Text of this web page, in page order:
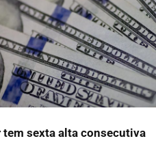
tem sexta alta consecutiva